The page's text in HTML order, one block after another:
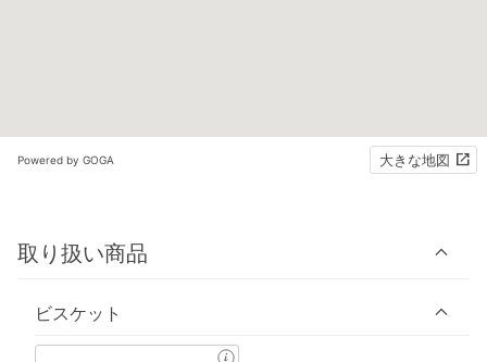
Powered by GOGA 大きな地図
取り扱い商品
ビスケット